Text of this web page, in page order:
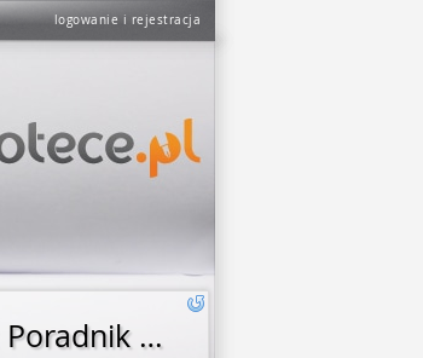
logowanie i rejestracja
Poradnik metodyczny : wychowanie fizyczne nauczanie zintegrowane : zabawa